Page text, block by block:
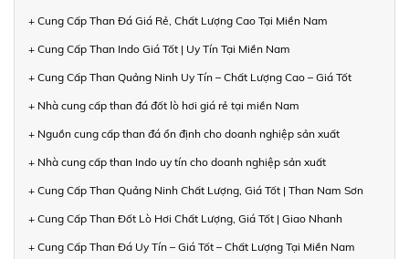
+ Cung Cấp Than Đá Giá Rẻ, Chất Lượng Cao Tại Miền Nam
+ Cung Cấp Than Indo Giá Tốt | Uy Tín Tại Miền Nam
+ Cung Cấp Than Quảng Ninh Uy Tín – Chất Lượng Cao – Giá Tốt
+ Nhà cung cấp than đá đốt lò hơi giá rẻ tại miền Nam
+ Nguồn cung cấp than đá ổn định cho doanh nghiệp sản xuất
+ Nhà cung cấp than Indo uy tín cho doanh nghiệp sản xuất
+ Cung Cấp Than Quảng Ninh Chất Lượng, Giá Tốt | Than Nam Sơn
+ Cung Cấp Than Đốt Lò Hơi Chất Lượng, Giá Tốt | Giao Nhanh
+ Cung Cấp Than Đá Uy Tín – Giá Tốt – Chất Lượng Tại Miền Nam